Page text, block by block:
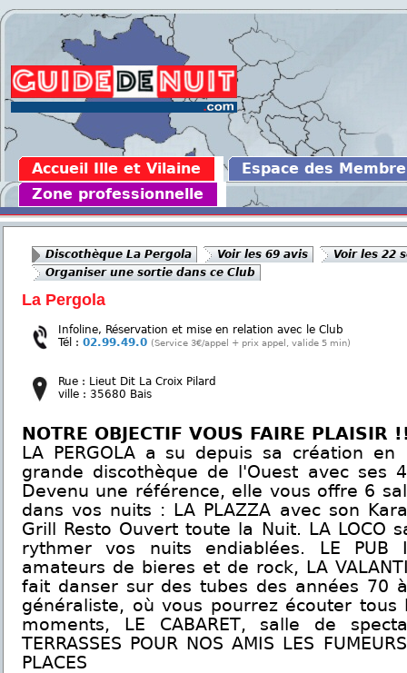
Accueil Ille et Vilaine
Espace des Membre
Zone professionnelle
Discothèque La Pergola Voir les 69 avis
Voir les 22
Organiser une sortie dans ce Club
La Pergola
Infoline, Réservation et mise en relation avec le Club
Tél : 02.99.49.0 (Service 3€/appel + prix appel, valide 5 min)
Rue : Lieut Dit La Croix Pilard
ville : 35680 Bais
NOTRE OBJECTIF VOUS FAIRE PLAISIR
LA PERGOLA a su depuis sa création
grande discothèque de l'Ouest avec ses
Devenu une référence, elle vous offre 6
dans vos nuits : LA PLAZZA avec son
Grill Resto Ouvert toute la Nuit. LA LOCO
rythmer vos nuits endiablées. LE PUB
amateurs de bieres et de rock, LA
fait danser sur des tubes des années 70 à
généraliste, où vous pourrez écouter tous
moments, LE CABARET, salle de
TERRASSES POUR NOS AMIS LES
PLACES